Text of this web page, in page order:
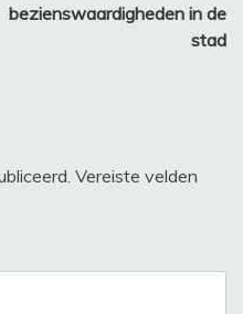
bezienswaardigheden in de
stad
Vereiste velden